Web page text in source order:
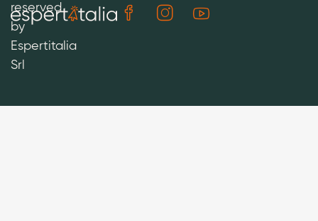
reserved
by
Espertitalia
Srl